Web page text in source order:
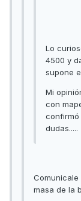
Lo
4500 y
supone
Mi
con
confirmó
dudas.....
masa de la